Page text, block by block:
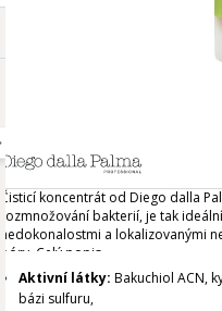
Čisticí koncentrát od Diego dalla
rozmnožování bakterií, je tak
nedokonalostmi a lokalizovanými
póry. Celý popis
Aktivní látky: Bakuchiol ACN,
bázi sulfuru,